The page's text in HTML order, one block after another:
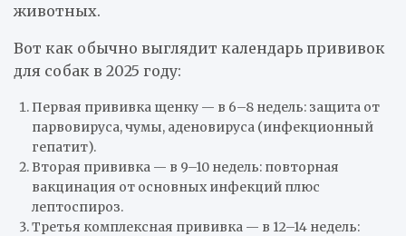
животных.
Вот как обычно выглядит календарь прививок
для собак в 2025 году:
Первая прививка щенку — в 6–8 недель: защита от
парвовируса, чумы, аденовируса (инфекционный
гепатит).
Вторая прививка — в 9–10 недель: повторная
вакцинация от основных инфекций плюс
лептоспироз.
Третья комплексная прививка — в 12–14 недель: